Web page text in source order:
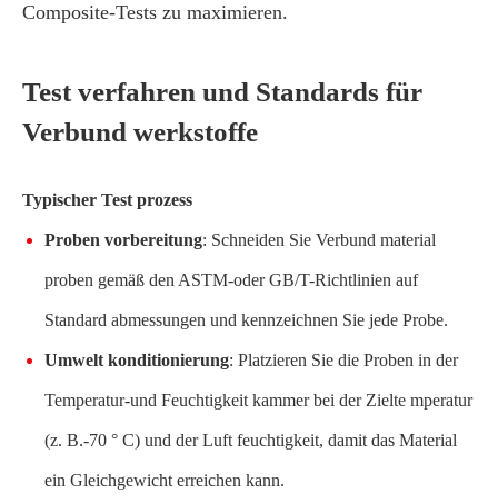
Composite-Tests zu maximieren.
Test verfahren und Standards für
Verbund werkstoffe
Typischer Test prozess
Proben vorbereitung: Schneiden Sie Verbund material
proben gemäß den ASTM-oder GB/T-Richtlinien auf
Standard abmessungen und kennzeichnen Sie jede Probe.
Umwelt konditionierung: Platzieren Sie die Proben in der
Temperatur-und Feuchtigkeit kammer bei der Zielte mperatur
(z. B.-70 ° C) und der Luft feuchtigkeit, damit das Material
ein Gleichgewicht erreichen kann.